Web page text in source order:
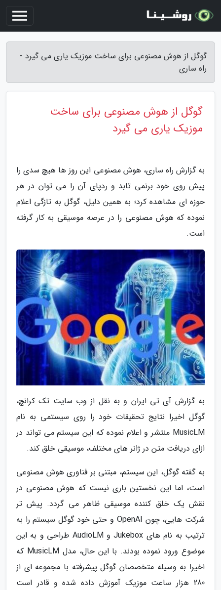
گوگل از هوش مصنوعی برای ساخت موزیک یاری می گیرد -
راه ساری
گوگل از هوش مصنوعی برای ساخت
موزیک یاری می گیرد
به گزارش راه ساری، هوش مصنوعی این روز ها هیچ سدی را
پیش روی خود برنمی تابد و ردپای آن را می توان در هر
حوزه ای مشاهده کرد؛ به همین دلیل، گوگل به تازگی اعلام
نموده که هوش مصنوعی را در عرصه موسیقی به کار گرفته
است.
به گزارش آی تی ایران و به نقل از وب سایت تک کرانچ،
گوگل اخیرا نتایج تحقیقات خود را روی سیستمی به نام
MusicLM منتشر و اعلام نموده که این سیستم می تواند در
ازای دریافت متن در ژانر های مختلف، موسیقی خلق کند.
به گفته گوگل، این سیستم، مبتنی بر فناوری هوش مصنوعی
است، اما این نخستین باری نیست که هوش مصنوعی در
نقش یک خلق کننده موسیقی ظاهر می گردد. پیش تر
شرکت هایی، چون OpenAI و حتی خود گوگل سیستم را به
ترتیب به نام های Jukebox و AudioLM طراحی و به این
موضوع ورود نموده بودند. با این حال، مدل MusicLM که
اخیرا به وسیله متخصصان گوگل پیشرفته با مجموعه ای از
280 هزار ساعت موزیک آموزش داده شده و قادر است